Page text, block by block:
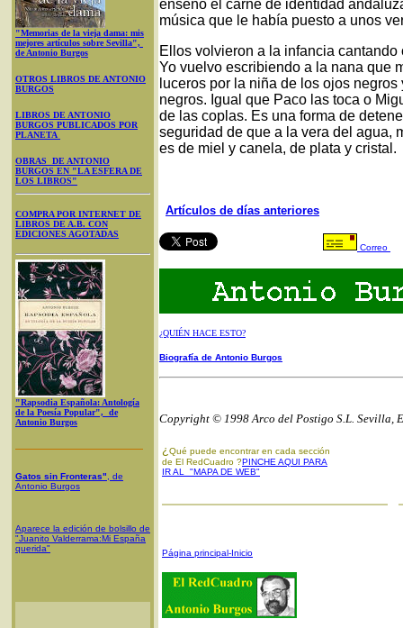
"Memorias de la vieja dama: mis
mejores artículos sobre Sevilla",
de Antonio Burgos
OTROS LIBROS DE ANTONIO
BURGOS
LIBROS DE ANTONIO
BURGOS PUBLICADOS POR
PLANETA
OBRAS DE ANTONIO
BURGOS EN "LA ESFERA DE
LOS LIBROS"
COMPRA POR INTERNET DE
LIBROS DE A.B. CON
EDICIONES AGOTADAS
"Rapsodia Española: Antología
de la Poesía Popular", de
Antonio Burgos
Gatos sin Fronteras" , de
Antonio Burgos
Aparece la edición de bolsillo de
"Juanito Valderrama:Mi España
querida"
enseñó el carné de identidad
música que le había puesto a unos
Ellos volvieron a la infancia
Yo vuelvo escribiendo a la nana que
luceros por la niña de los ojos
negros. Igual que Paco las toca o
de las coplas. Es una forma de
seguridad de que a la vera del agua,
es de miel y canela, de plata y cristal.
Artículos de días anteriores
Correo
¿QUIÉN HACE ESTO?
Biografía de Antonio Burgos
Copyright © 1998 Arco del Postigo S.L. Sevilla,
¿ Qué puede encontrar en cada sección
de El RedCuadro ?PINCHE AQUI PARA
IR AL "MAPA DE WEB"
Página principal-Inicio